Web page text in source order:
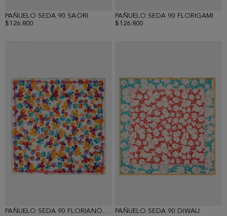
PAÑUELO SEDA 90 SAORI
$126.800
PAÑUELO SEDA 90 FLORIGAMI
$126.800
PAÑUELO SEDA 90 FLORIANÓPOLIS
PAÑUELO SEDA 90 DIWALI